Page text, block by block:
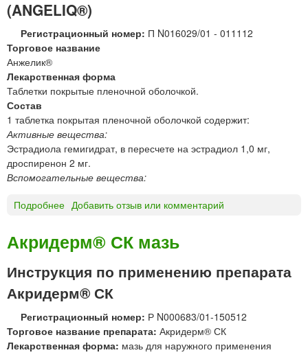
р
л
я
н
ъ
к
ц
и
й
®
у
с
е
н
и
я
д
л
я
е
ц
й
(ANGELIQ®)
Регистрационный номер: П N016029/01 - 011112
Торговое название
Анжелик®
Лекарственная форма
Таблетки покрытые пленочной оболочкой.
Состав
1 таблетка покрытая пленочной оболочкой содержит:
Активные вещества:
Эстрадиола гемигидрат, в пересчете на эстрадиол 1,0 мг,
дроспиренон 2 мг.
Вспомогательные вещества:
Подробнее
Ж
Л
И
®
т
а
Добавить отзыв или комментарий
Акридерм® СК мазь
Инструкция по применению препарата
Акридерм® СК
Регистрационный номер: Р N000683/01-150512
Торговое название препарата: Акридерм® СК
Лекарственная форма: мазь для наружного применения